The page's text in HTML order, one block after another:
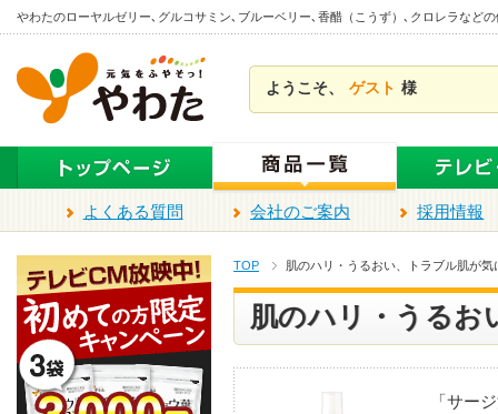
本
文
ま
で
キ
やわたのローヤルゼリー､グルコサミン､ブルーベリー､香醋（こうず）､クロレラなど
ようこそ、 ゲスト 様
よくある質問 会社のご案内 採用情報
TOP 肌のハリ・うるおい、トラブル肌が気
肌のハリ・うるお
「サー